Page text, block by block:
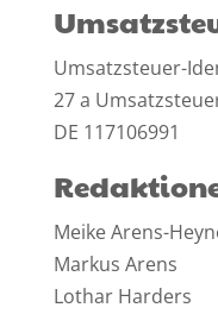
Umsatzsteuer-
27 a
DE 117106991
Meike Arens-
Markus Arens
Lothar Harders